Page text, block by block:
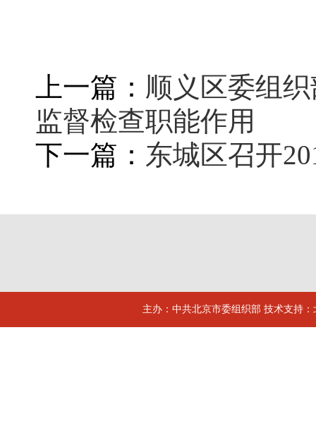
上一篇： 顺义区委组
监督检查职能作用
下一篇： 东城区召开
主办：中共北京市委组织部 技术支持